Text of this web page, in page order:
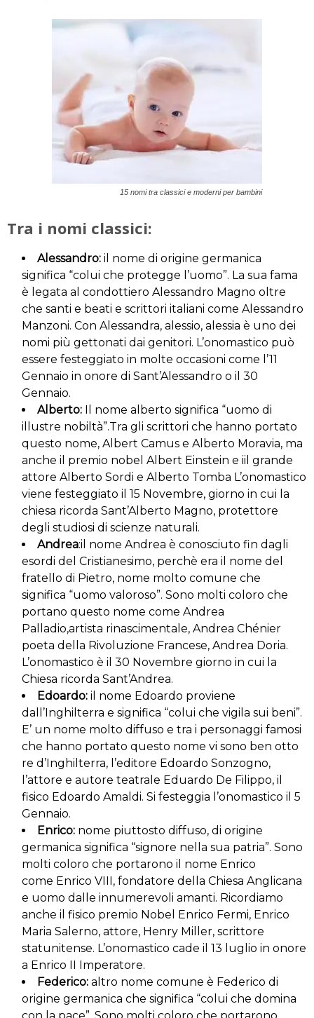
15 nomi tra classici e moderni per bambini
Tra i nomi classici:
Alessandro: il nome di origine germanica
significa “colui che protegge l’uomo”. La sua fama
è legata al condottiero Alessandro Magno oltre
che santi e beati e scrittori italiani come Alessandro
Manzoni. Con Alessandra, alessio, alessia è uno dei
nomi più gettonati dai genitori. L’onomastico può
essere festeggiato in molte occasioni come l’11
Gennaio in onore di Sant’Alessandro o il 30
Gennaio.
Alberto: Il nome alberto significa “uomo di
illustre nobiltà”.Tra gli scrittori che hanno portato
questo nome, Albert Camus e Alberto Moravia, ma
anche il premio nobel Albert Einstein e iil grande
attore Alberto Sordi e Alberto Tomba L’onomastico
viene festeggiato il 15 Novembre, giorno in cui la
chiesa ricorda Sant’Alberto Magno, protettore
degli studiosi di scienze naturali.
Andrea:il nome Andrea è conosciuto fin dagli
esordi del Cristianesimo, perchè era il nome del
fratello di Pietro, nome molto comune che
significa “uomo valoroso”. Sono molti coloro che
portano questo nome come Andrea
Palladio,artista rinascimentale, Andrea Chénier
poeta della Rivoluzione Francese, Andrea Doria.
L’onomastico è il 30 Novembre giorno in cui la
Chiesa ricorda Sant’Andrea.
Edoardo: il nome Edoardo proviene
dall’Inghilterra e significa “colui che vigila sui beni”.
E’ un nome molto diffuso e tra i personaggi famosi
che hanno portato questo nome vi sono ben otto
re d’Inghilterra, l’editore Edoardo Sonzogno,
l’attore e autore teatrale Eduardo De Filippo, il
fisico Edoardo Amaldi. Si festeggia l’onomastico il 5
Gennaio.
Enrico: nome piuttosto diffuso, di origine
germanica significa “signore nella sua patria”. Sono
molti coloro che portarono il nome Enrico
come Enrico VIII, fondatore della Chiesa Anglicana
e uomo dalle innumerevoli amanti. Ricordiamo
anche il fisico premio Nobel Enrico Fermi, Enrico
Maria Salerno, attore, Henry Miller, scrittore
statunitense. L’onomastico cade il 13 luglio in onore
a Enrico II Imperatore.
Federico: altro nome comune è Federico di
origine germanica che significa “colui che domina